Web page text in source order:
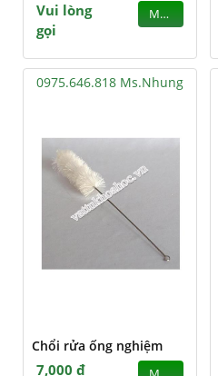
Vui lòng
gọi
MUA
0975.646.818 Ms.Nhung
Chổi rửa ống nghiệm
7,000 đ